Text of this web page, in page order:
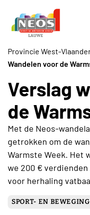
Provincie West-
Wandelen voor de
Verslag
de
Met de Neos-
getrokken om de
Warmste Week. Het
we 200 €
voor herhaling
SPORT- EN